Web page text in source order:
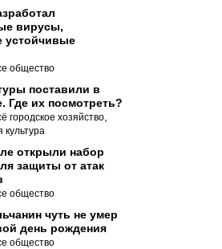
вирусы,
устойчивые
общество
поставили в
Где их посмотреть?
городское хозяйство
культура
открыли набор
защиты от атак
общество
чуть не умер
день рождения
общество